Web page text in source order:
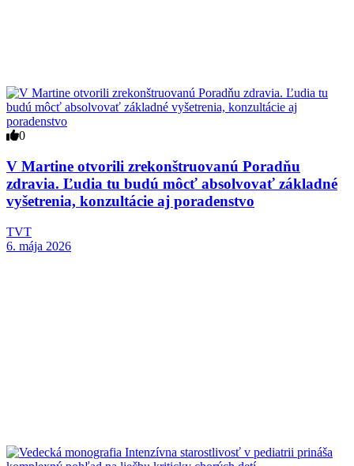
0
V Martine otvorili zrekonštruovanú Poradňu
zdravia. Ľudia tu budú môcť absolvovať základné
vyšetrenia, konzultácie aj poradenstvo
TVT
6. mája 2026